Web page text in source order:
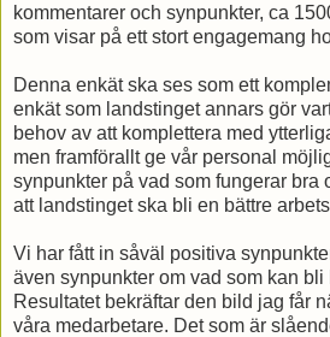
kommentarer och synpunkter, ca
som visar på ett stort engagemang
Denna enkät ska ses som ett
enkät som landstinget annars gör
behov av att komplettera med
men framförallt ge vår personal
synpunkter på vad som fungerar bra
att landstinget ska bli en bättre
Vi har fått in såväl positiva
även synpunkter om vad som kan bli
Resultatet bekräftar den bild jag får
våra medarbetare. Det som är